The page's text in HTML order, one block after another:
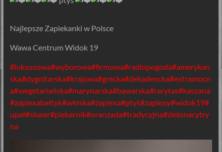
Najlepsze Zapiekanki w Polsce
Wawa Centrum Widok 19
#luksusowa#wyborowa#firmowa#radiopogoda#amerykan
ska#dygnitarska#krajowa#grecka#dekadencka#extramocn
a#wegetariańska#marynarska#bawarska#rarytas#kaszana
#zapiexabałtyk#włoska#zapiexa#ptyś#zapiexy#widok19#
upał#skwar#piekarnik#oranzada#tradycyjna#zielonacytry
na